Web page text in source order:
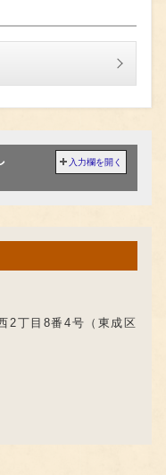
入力欄を開く
丁目8番4号（東成区